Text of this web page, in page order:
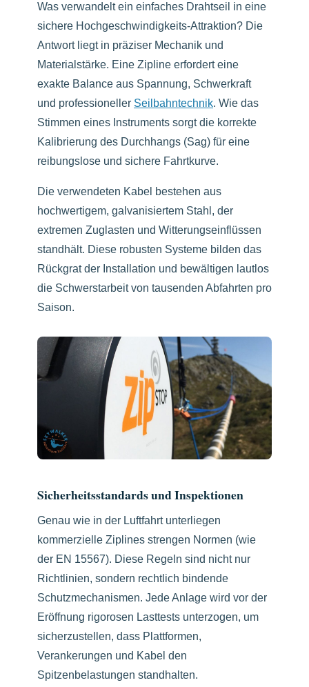
Was verwandelt ein einfaches Drahtseil in eine
sichere Hochgeschwindigkeits-Attraktion? Die
Antwort liegt in präziser Mechanik und
Materialstärke. Eine Zipline erfordert eine
exakte Balance aus Spannung, Schwerkraft
und professioneller Seilbahntechnik. Wie das
Stimmen eines Instruments sorgt die korrekte
Kalibrierung des Durchhangs (Sag) für eine
reibungslose und sichere Fahrtkurve.
Die verwendeten Kabel bestehen aus
hochwertigem, galvanisiertem Stahl, der
extremen Zuglasten und Witterungseinflüssen
standhält. Diese robusten Systeme bilden das
Rückgrat der Installation und bewältigen lautlos
die Schwerstarbeit von tausenden Abfahrten pro
Saison.
Sicherheitsstandards und Inspektionen
Genau wie in der Luftfahrt unterliegen
kommerzielle Ziplines strengen Normen (wie
der EN 15567). Diese Regeln sind nicht nur
Richtlinien, sondern rechtlich bindende
Schutzmechanismen. Jede Anlage wird vor der
Eröffnung rigorosen Lasttests unterzogen, um
sicherzustellen, dass Plattformen,
Verankerungen und Kabel den
Spitzenbelastungen standhalten.